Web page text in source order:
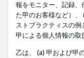
報をモニター、記録
た甲のお客様など）
ストプラクティスの
甲による個人情報の取
乙は、 (a) 甲および甲